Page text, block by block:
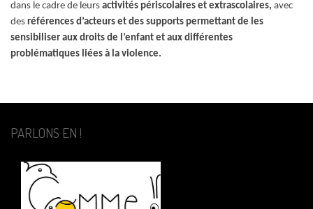
dans le cadre de leurs activités périscolaires et extrascolaires, avec
des références d’acteurs et des supports permettant de les
sensibiliser aux droits de l’enfant et aux différentes
problématiques liées à la violence.
PARLONS EN !